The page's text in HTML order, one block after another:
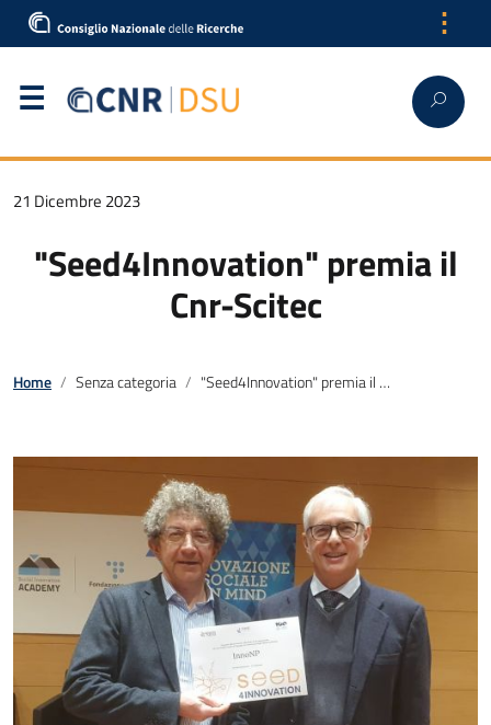
⋮
21 Dicembre 2023
"Seed4Innovation" premia il
Cnr-Scitec
Home Senza categoria "Seed4Innovation" premia il Cnr-Scitec